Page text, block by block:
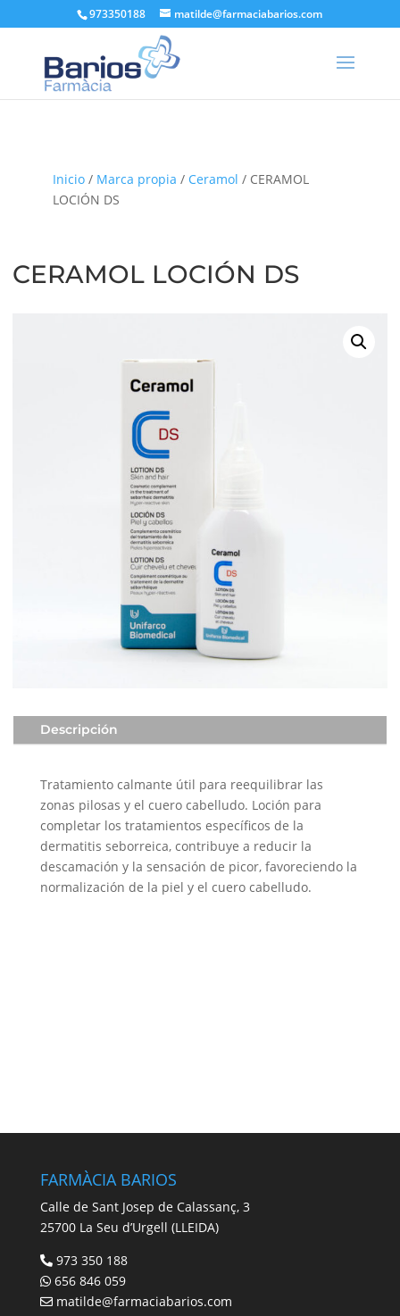
973350188 matilde@farmaciabarios.com
Inicio/ Marca propia / Ceramol / CERAMOL
LOCIÓN DS
CERAMOL LOCIÓN DS
Descripción
Tratamiento calmante útil para reequilibrar las
zonas pilosas y el cuero cabelludo. Loción para
completar los tratamientos específicos de la
dermatitis seborreica, contribuye a reducir la
descamación y la sensación de picor, favoreciendo la
normalización de la piel y el cuero cabelludo.
FARMÀCIA BARIOS
Calle de Sant Josep de Calassanç, 3
25700 La Seu d’Urgell (LLEIDA)
973 350 188
656 846 059
matilde@farmaciabarios.com